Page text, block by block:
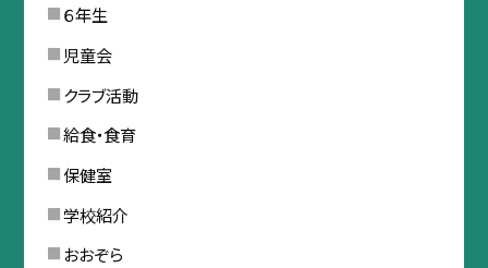
６年生
児童会
クラブ活動
給食・食育
保健室
学校紹介
おおぞら